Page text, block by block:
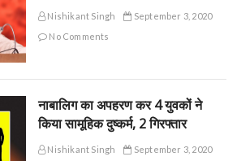
Nishikant Singh
September 3, 2020
No Comments
नाबालिग का अपहरण कर 4 युवकों ने
किया सामूहिक दुष्कर्म, 2 गिरफ्तार
Nishikant Singh
September 3, 2020